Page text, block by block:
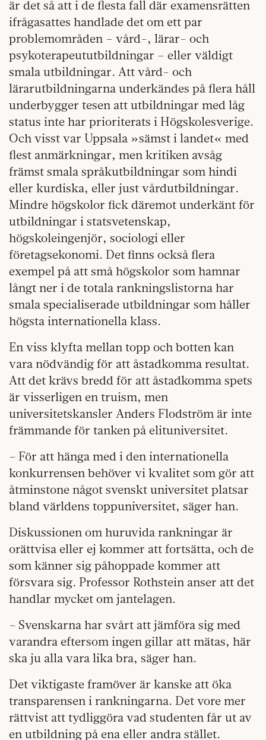
är det så att i de flesta fall där examensrätten
ifrågasattes handlade det om ett par
problemområden – vård-, lärar- och
psykoterapeututbildningar – eller väldigt
smala utbildningar. Att vård- och
lärarutbildningarna underkändes på flera håll
underbygger tesen att utbildningar med låg
status inte har prioriterats i Högskolesverige.
Och visst var Uppsala »sämst i landet« med
flest anmärkningar, men kritiken avsåg
främst smala språkutbildningar som hindi
eller kurdiska, eller just vårdutbildningar.
Mindre högskolor fick däremot underkänt för
utbildningar i statsvetenskap,
högskoleingenjör, sociologi eller
företagsekonomi. Det finns också flera
exempel på att små högskolor som hamnar
långt ner i de totala rankningslistorna har
smala specialiserade utbildningar som håller
högsta internationella klass.
En viss klyfta mellan topp och botten kan
vara nödvändig för att åstadkomma resultat.
Att det krävs bredd för att åstadkomma spets
är visserligen en truism, men
universitetskansler Anders Flodström är inte
främmande för tanken på elituniversitet.
– För att hänga med i den internationella
konkurrensen behöver vi kvalitet som gör att
åtminstone något svenskt universitet platsar
bland världens toppuniversitet, säger han.
Diskussionen om huruvida rankningar är
orättvisa eller ej kommer att fortsätta, och de
som känner sig påhoppade kommer att
försvara sig. Professor Rothstein anser att det
handlar mycket om jantelagen.
– Svenskarna har svårt att jämföra sig med
varandra eftersom ingen gillar att mätas, här
ska ju alla vara lika bra, säger han.
Det viktigaste framöver är kanske att öka
transparensen i rankningarna. Det vore mer
rättvist att tydliggöra vad studenten får ut av
en utbildning på ena eller andra stället.